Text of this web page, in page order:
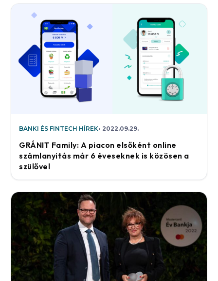
BANKI ÉS FINTECH HÍREK 2022.09.29.
GRÁNIT Family: A piacon elsőként online
számlanyitás már 6 éveseknek is közösen a
szülővel